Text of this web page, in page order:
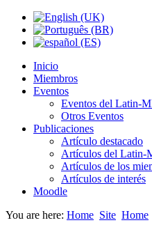
Inicio
Miembros
Eventos
Eventos del Latin-
Otros Eventos
Publicaciones
Artículo destacado
Artículos del Latin-
Artículos de los
Artículos de interés
Moodle
You are here: Home Site Home